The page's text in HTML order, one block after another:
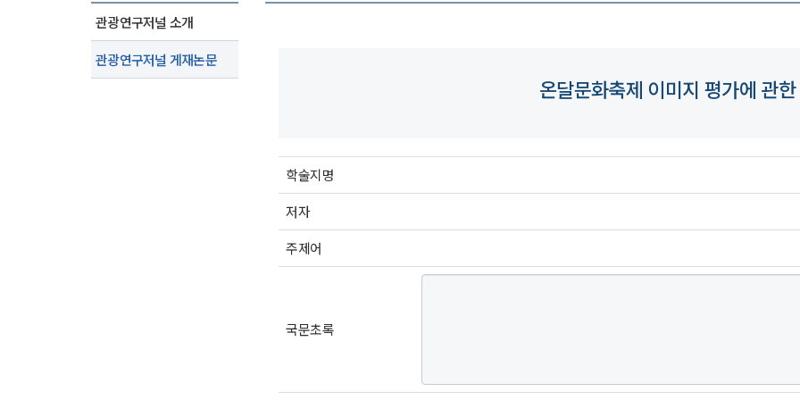
관광연구저널 소개
관광연구저널 게재논문
온달문화축제 이미지 평가에 관
학술지명
저자
주제어
국문초록